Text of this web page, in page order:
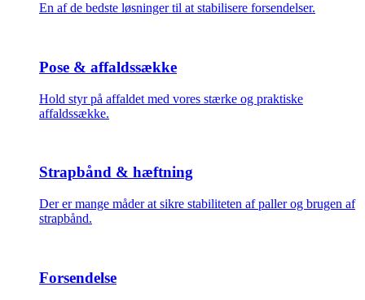
En af de bedste løsninger til at stabilisere forsendelser.
Pose & affaldssække
Hold styr på affaldet med vores stærke og praktiske
affaldssække.
Strapbånd & hæftning
Der er mange måder at sikre stabiliteten af paller og brugen af
strapbånd.
Forsendelse